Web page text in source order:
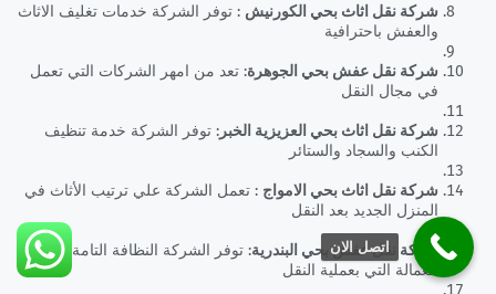
شركة نقل اثاث بحي الكورنيش : توفر الشركة خدمات تغليف الاثاث
والعفش باحترافية
شركة نقل عفش بحي الجوهرة: تعد من امهر الشركات التي تعمل
في مجال النقل
شركة نقل اثاث بحي العزيزية الخبر : توفر الشركة خدمة تنظيف
الكنب والسجاد والستائر
شركة نقل اثاث بحي الامواج : تعمل الشركة علي ترتيب الأثاث في
المنزل الجديد بعد النقل
شركة نقل عفش بحي البندرية: توفر الشركة النظافة التامة في
العمالة التي بعملية النقل
اتصل الان